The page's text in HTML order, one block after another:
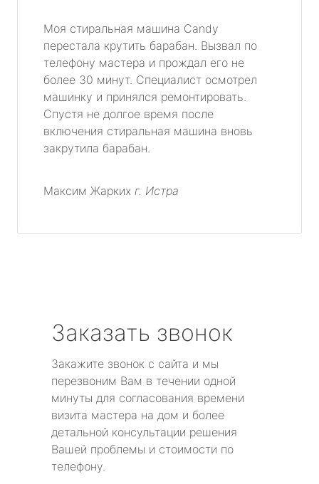
Моя стиральная машина Candy
перестала крутить барабан. Вызвал по
телефону мастера и прождал его не
более 30 минут. Специалист осмотрел
машинку и принялся ремонтировать.
Спустя не долгое время после
включения стиральная машина вновь
закрутила барабан.
Максим Жарких г. Истра
Заказать звонок
Закажите звонок с сайта и мы
перезвоним Вам в течении одной
минуты для согласования времени
визита мастера на дом и более
детальной консультации решения
Вашей проблемы и стоимости по
телефону.